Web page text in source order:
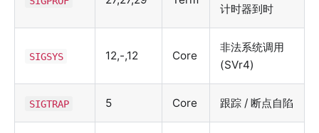
计时器到时
SIGSYS 12,-,12 Core
非法系统调用
(SVr4)
SIGTRAP 5 Core 跟踪 / 断点自陷